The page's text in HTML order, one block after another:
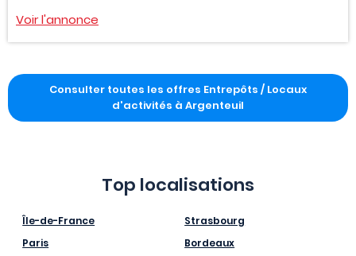
Voir l'annonce
Consulter toutes les offres Entrepôts / Locaux
d'activités à Argenteuil
Top localisations
Île-de-France
Paris
Strasbourg
Bordeaux